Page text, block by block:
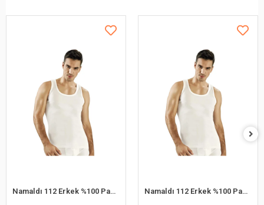
Namaldı 112 Erkek %100 Pamuk Atlet L 6'lı Paket Namaldı 112 Erkek %100 Pamuk Atlet S 6'lı Paket